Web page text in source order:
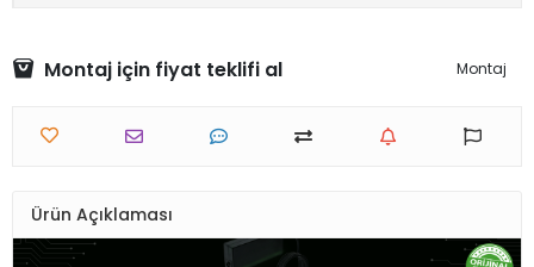
Montaj için fiyat teklifi al Montaj
Ürün Açıklaması